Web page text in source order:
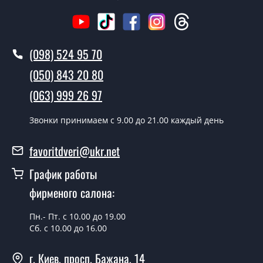
Вызов замерщика-консультанта стоит 500 грн.
Вы производите установку
межкомнатных дверей ТМ Фаворит?
Да производим. Монтаж межкомнатных дверей ТМ
Фаворит производится согласно очереди, во все дни
кроме воскресенья.
Classic-31-2-slider?
Стоимость установки дверей Classic-31-2-slider - от
1800 грн.
Можно на сегодня вызвать
замерщика?
(098) 524 95 70
(050) 843 20 80
(063) 999 26 97
Звонки принимаем c 9.00 до 21.00 каждый день
favoritdveri@ukr.net
График работы
фирменого салона:
Пн.- Пт. с 10.00 до 19.00
Сб. с 10.00 до 16.00
г. Киев, просп. Бажана, 14